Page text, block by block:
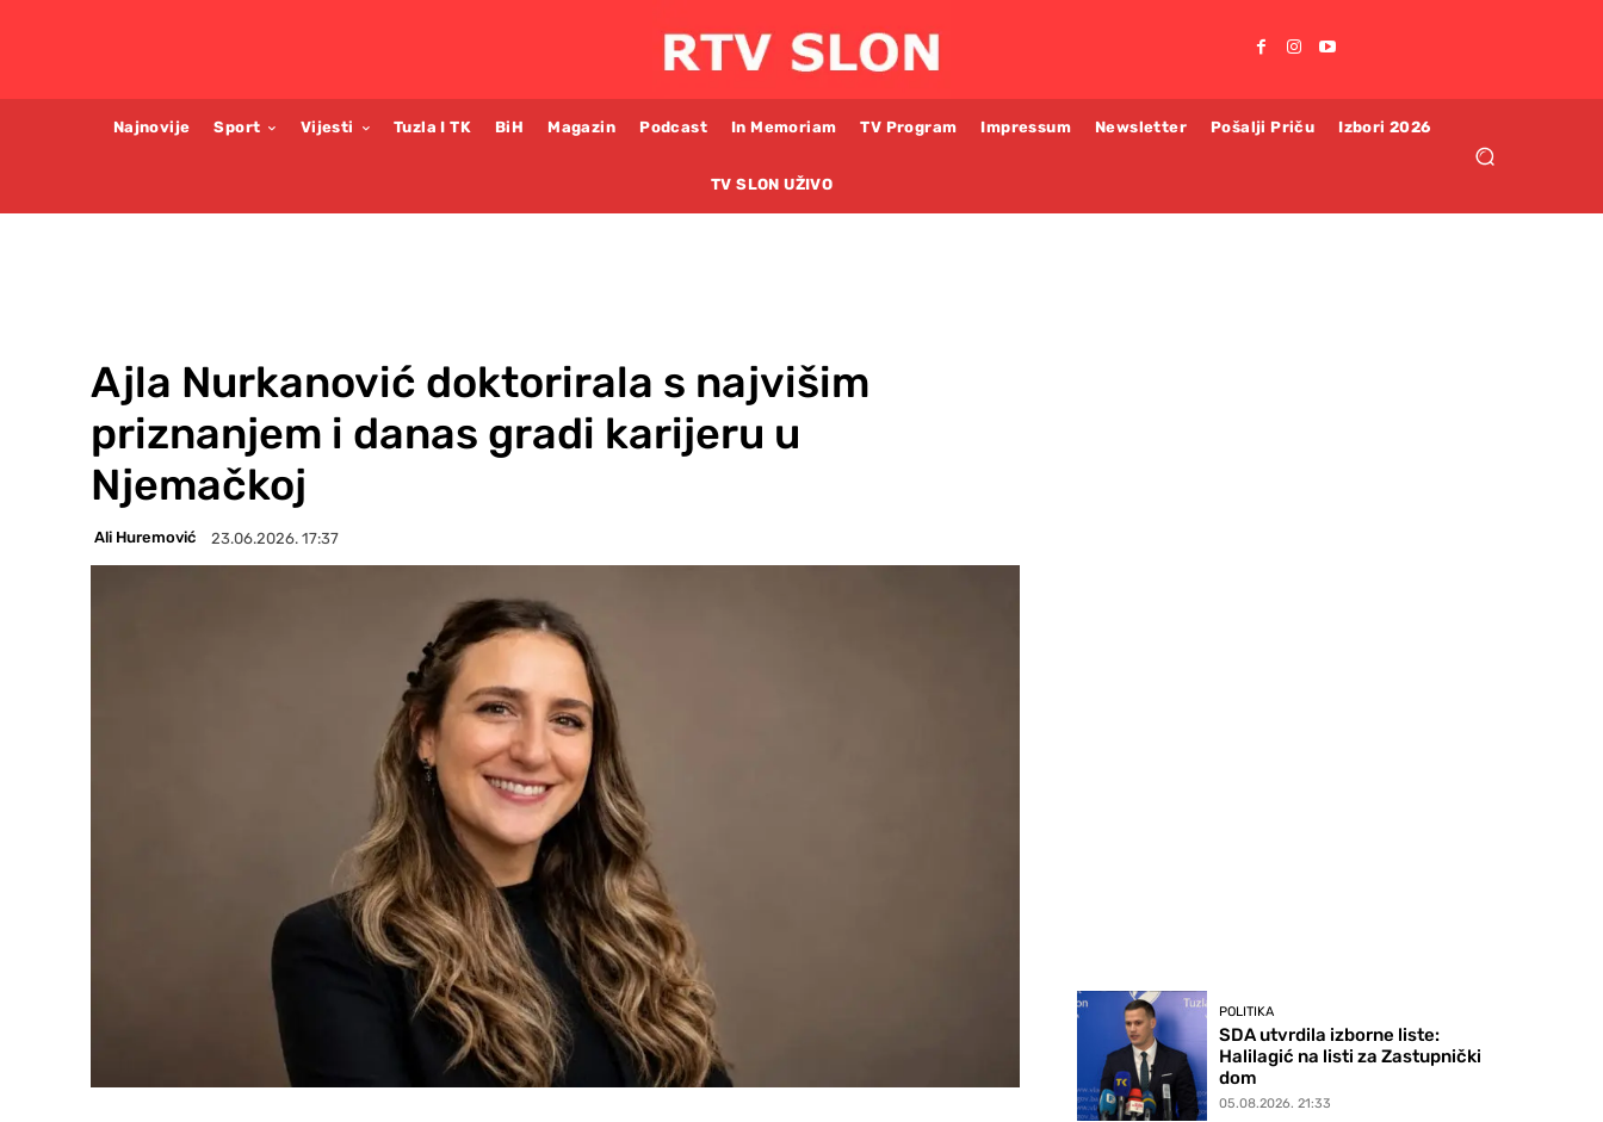
Najnovije Sport Vijesti Tuzla I TK BiH Magazin Podcast In Memoriam TV Program Impressum Newsletter Pošalji Priču Izbori 2026
TV SLON UŽIVO
Ajla Nurkanović doktorirala s najvišim
priznanjem i danas gradi karijeru u
Njemačkoj
Ali Huremović 23.06.2026. 17:37
POLITIKA
SDA utvrdila izborne liste:
Halilagić na listi za Zastupnički
dom
05.08.2026. 21:33